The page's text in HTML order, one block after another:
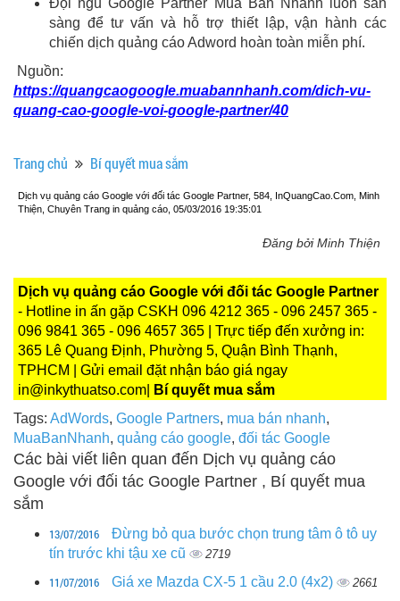
sàng để tư vấn và hỗ trợ thiết lập, vận hành các
chiến dịch quảng cáo Adword hoàn toàn miễn phí.
Nguồn:
https://quangcaogoogle.muabannhanh.com/dich-vu-
quang-cao-google-voi-google-partner/40
Trang chủ Bí quyết mua sắm
Dịch vụ quảng cáo Google với đối tác Google Partner, 584, InQuangCao.Com, Minh
Thiện, Chuyên Trang in quảng cáo, 05/03/2016 19:35:01
Đăng bởi Minh Thiện
Dịch vụ quảng cáo Google với đối tác Google Partner
- Hotline in ấn gặp CSKH 096 4212 365 - 096 2457 365 -
096 9841 365 - 096 4657 365 | Trực tiếp đến xưởng in:
365 Lê Quang Định, Phường 5, Quận Bình Thạnh,
TPHCM | Gửi email đặt nhận báo giá ngay
in@inkythuatso.com|
Bí quyết mua sắm
Tags: AdWords, Google Partners, mua bán nhanh,
MuaBanNhanh, quảng cáo google, đối tác Google
Các bài viết liên quan đến Dịch vụ quảng cáo
Google với đối tác Google Partner , Bí quyết mua
sắm
13/07/2016
Đừng bỏ qua bước chọn trung tâm ô tô uy
tín trước khi tậu xe cũ
2719
11/07/2016 Giá xe Mazda CX-5 1 cầu 2.0 (4x2) 2661